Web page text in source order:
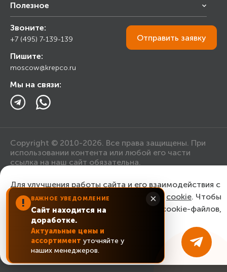
Снабжение строительства
Торговым организациям
Полезное
Калькулятор
Прайс лист
Ответы на вопросы
Блог
Звоните:
+7 (495) 7-139-139
Пишите:
moscow@krepco.ru
Мы на связи:
Отправить заявку
Copyright © 2010-2026. Все права защищены. При
использовании контента или любой его части
ссылка на наш сайт обязательна.
Политика конфиденциальности
Согласие на обработку персональных данных
! ВАЖНОЕ УВЕДОМЛЕНИЕ
Сайт находится на
доработке.
Актуальные цены и
ассортимент уточняйте у
наших менеджеров.
×
Для улучшения работы сайта и его взаимодействия с
пользователями мы используем файлы cookie. Чтобы
согласиться с нашим использованием cookie-файлов,
нажмите “Ок, понятно!”
ОК, понятно!